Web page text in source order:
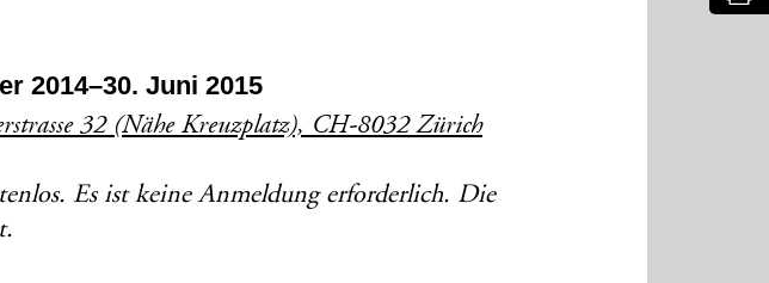
2014–30. Juni 2015
32 (Nähe Kreuzplatz), CH-8032 Zürich
Es ist keine Anmeldung erforderlich. Die